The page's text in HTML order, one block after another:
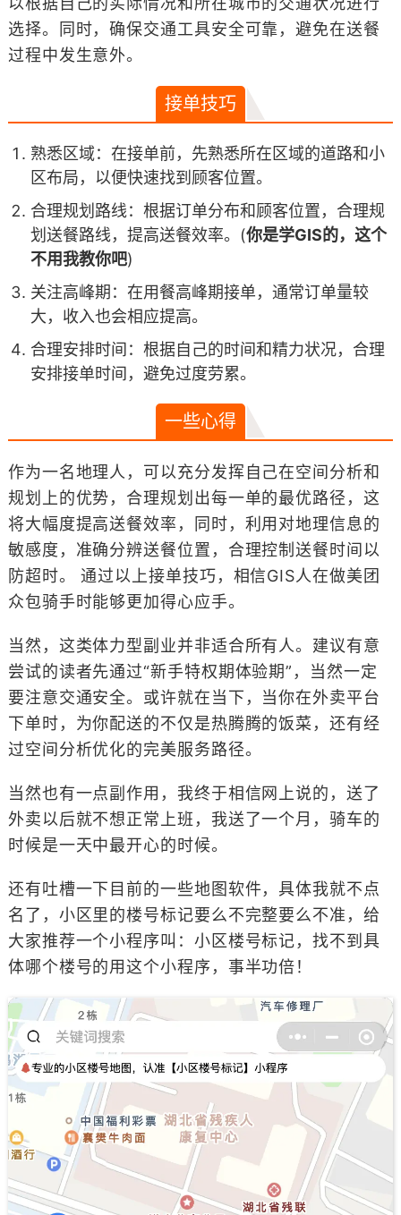
选择。同时，确保交通工具安全可靠，避免在送餐
过程中发生意外。
接单技巧
熟悉区域：在接单前，先熟悉所在区域的道路和小
区布局，以便快速找到顾客位置。
合理规划路线：根据订单分布和顾客位置，合理规
划送餐路线，提高送餐效率。(你是学GIS的，这个
不用我教你吧)
关注高峰期：在用餐高峰期接单，通常订单量较
大，收入也会相应提高。
合理安排时间：根据自己的时间和精力状况，合理
安排接单时间，避免过度劳累。
一些心得
作为一名地理人，可以充分发挥自己在空间分析和
规划上的优势，合理规划出每一单的最优路径，这
将大幅度提高送餐效率，同时，利用对地理信息的
敏感度，准确分辨送餐位置，合理控制送餐时间以
防超时。 通过以上接单技巧，相信GIS人在做美团
众包骑手时能够更加得心应手。
当然，这类体力型副业并非适合所有人。建议有意
尝试的读者先通过“新手特权期体验期”，当然一定
要注意交通安全。或许就在当下，当你在外卖平台
下单时，为你配送的不仅是热腾腾的饭菜，还有经
过空间分析优化的完美服务路径。
当然也有一点副作用，我终于相信网上说的，送了
外卖以后就不想正常上班，我送了一个月，骑车的
时候是一天中最开心的时候。
还有吐槽一下目前的一些地图软件，具体我就不点
名了，小区里的楼号标记要么不完整要么不准，给
大家推荐一个小程序叫：小区楼号标记，找不到具
体哪个楼号的用这个小程序，事半功倍！